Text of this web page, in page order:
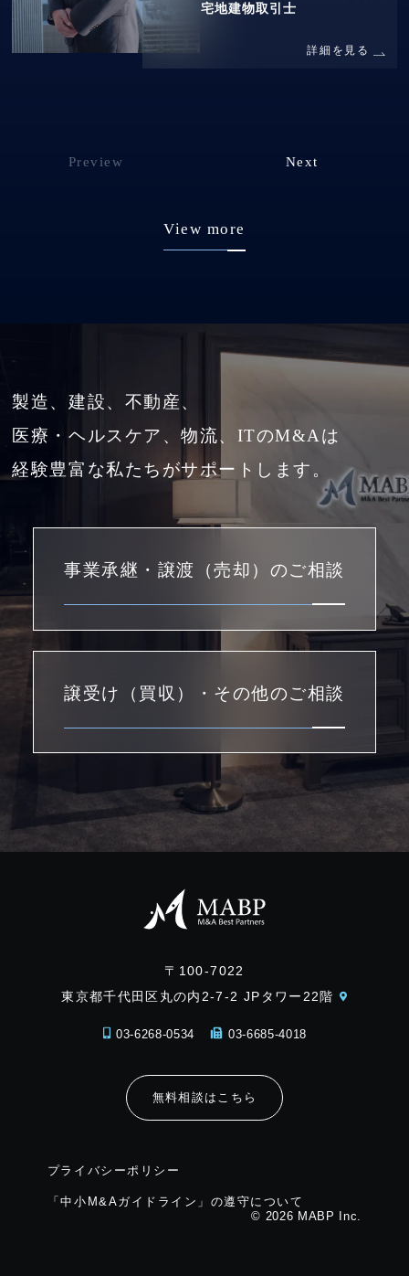
宅地建物取引士
詳細を見る
Preview Next
View more
製造、建設、不動産、
医療・ヘルスケア、物流、ITのM&Aは
経験豊富な私たちがサポートします。
事業承継・譲渡（売却）のご相談
譲受け（買収）・その他のご相談
〒100-7022
東京都千代田区丸の内2-7-2 JPタワー22階
03-6268-0534 03-6685-4018
無料相談はこちら
プライバシーポリシー
「中小M&Aガイドライン」の遵守について
© 2026 MABP Inc.